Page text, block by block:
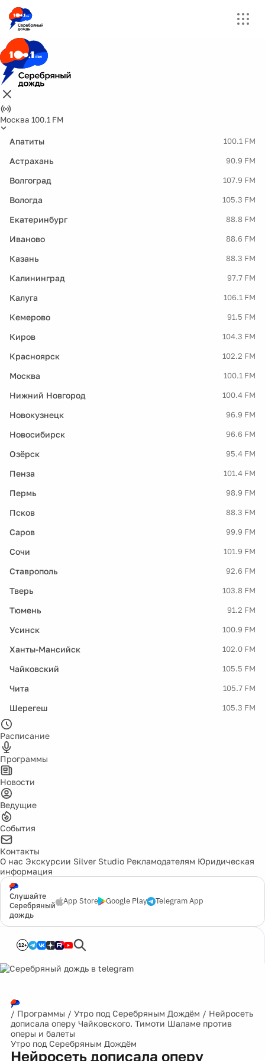
Москва 100.1 FM
Апатиты 100.1 FM
Астрахань 90.9 FM
Волгоград 107.9 FM
Вологда 105.3 FM
Екатеринбург 88.8 FM
Иваново 88.6 FM
Казань 88.3 FM
Калининград 97.7 FM
Калуга 106.1 FM
Кемерово 91.5 FM
Киров 104.3 FM
Красноярск 102.2 FM
Москва 100.1 FM
Нижний Новгород 100.4 FM
Новокузнецк 96.9 FM
Новосибирск 96.6 FM
Озёрск 95.4 FM
Пенза 101.4 FM
Пермь 98.9 FM
Псков 88.3 FM
Саров 99.9 FM
Сочи 101.9 FM
Ставрополь 92.6 FM
Тверь 103.8 FM
Тюмень 91.2 FM
Усинск 100.9 FM
Ханты-Мансийск 102.0 FM
Чайковский 105.5 FM
Чита 105.7 FM
Шерегеш 105.3 FM
Расписание
Программы
Новости
Ведущие
События
Контакты
О нас Экскурсии Silver Studio Рекламодателям Юридическая
информация
Слушайте
Серебряный
дождь
App Store Google Play Telegram App
12+
/ Программы / Утро под Серебряным Дождём / Нейросеть
дописала оперу Чайковского. Тимоти Шаламе против
оперы и балеты
Утро под Серебряным Дождём
Нейросеть дописала оперу